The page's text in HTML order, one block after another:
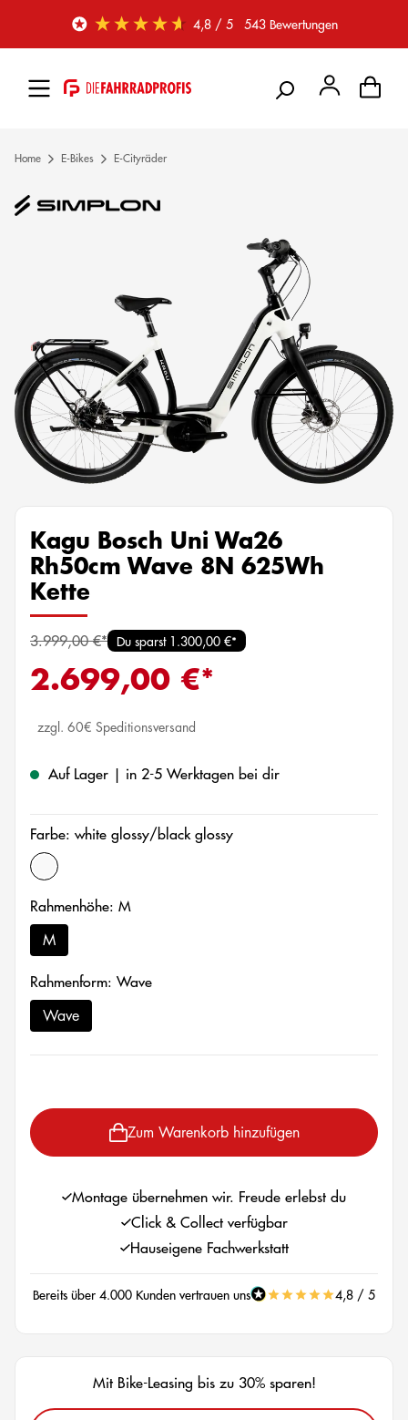
Zum Hauptinhalt springen 4,8/ 5 543 Bewertungen
Kagu Bosch Uni Wa26
Rh50cm Wave 8N 625Wh
Kette
3.999,00 €* Du sparst 1.300,00 €*
2.699,00 €*
zzgl. 60€ Speditionsversand
Auf Lager | in 2-5 Werktagen bei dir
Farbe: white glossy/black glossy
white glossy/black glossy
Rahmenhöhe: M
M
Rahmenform: Wave
Wave
Zum Warenkorb hinzufügen
Montage übernehmen wir. Freude erlebst du
Click & Collect verfügbar
Hauseigene Fachwerkstatt
Bereits über 4.000 Kunden vertrauen uns 4,8 / 5
Mit Bike-Leasing bis zu 30% sparen!
Home E-Bikes E-Cityräder